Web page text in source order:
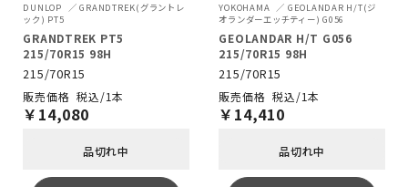
DUNLOP
GRANDTREK(グラントレ
ック) PT5
GRANDTREK PT5
215/70R15 98H
215/70R15
税込/1本
￥ 14,080
品切れ中
YOKOHAMA
GEOLANDAR H/T(ジ
オランダーエッチティー) G056
GEOLANDAR H/T G056
215/70R15 98H
215/70R15
税込/1本
￥ 14,410
品切れ中